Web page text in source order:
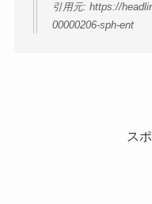
引用元: https://
00000206-sph-ent
ス